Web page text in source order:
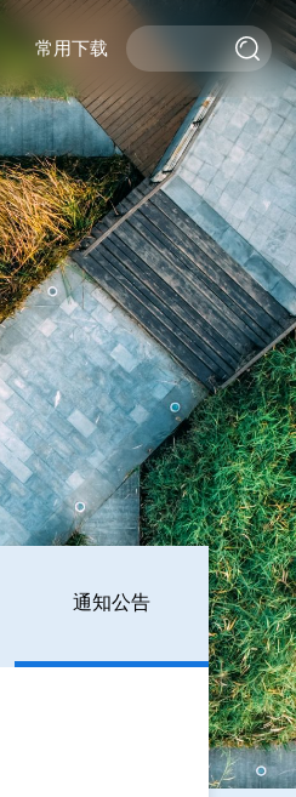
常用下载
通知公告